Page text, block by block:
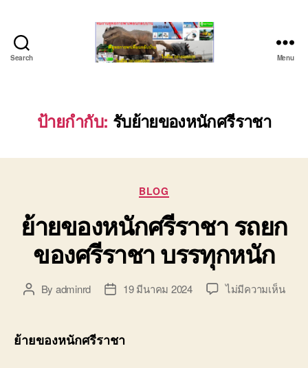
Search
ยก
ของ
ติดต่อ
0640711613,
Menu
ป้ายกำกับ: รับย้ายของหนักศรีราชา
Categories
BLOG
ย้ายของหนักศรีราชา รถยก
ของศรีราชา บรรทุกหนัก
PostBy adminrd
Post19 มีนาคม 2024 ไม่มีความเห็นบน
ย้ายของหนักศรีราชา